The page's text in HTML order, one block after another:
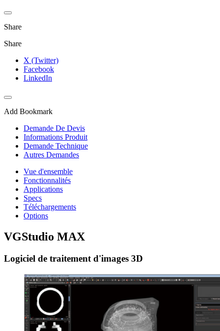
Share
Share
X (Twitter)
Facebook
LinkedIn
Add Bookmark
Demande De Devis
Informations Produit
Demande Technique
Autres Demandes
Vue d'ensemble
Fonctionnalités
Applications
Specs
Téléchargements
Options
VGStudio MAX
Logiciel de traitement d'images 3D